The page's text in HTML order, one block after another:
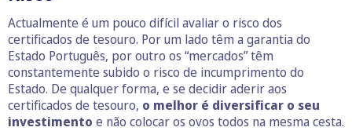
Actualmente é um pouco difícil avaliar o risco dos
certificados de tesouro. Por um lado têm a garantia do
Estado Português, por outro os “mercados” têm
constantemente subido o risco de incumprimento do
Estado. De qualquer forma, e se decidir aderir aos
certificados de tesouro, o melhor é diversificar o seu
investimento e não colocar os ovos todos na mesma cesta.